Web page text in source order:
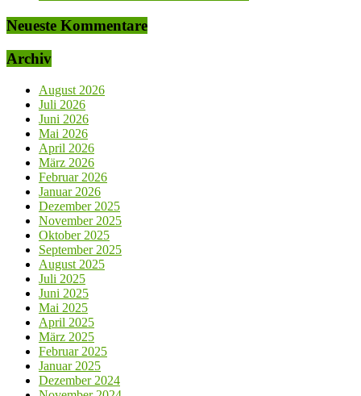
Neueste Kommentare
Archiv
August 2026
Juli 2026
Juni 2026
Mai 2026
April 2026
März 2026
Februar 2026
Januar 2026
Dezember 2025
November 2025
Oktober 2025
September 2025
August 2025
Juli 2025
Juni 2025
Mai 2025
April 2025
März 2025
Februar 2025
Januar 2025
Dezember 2024